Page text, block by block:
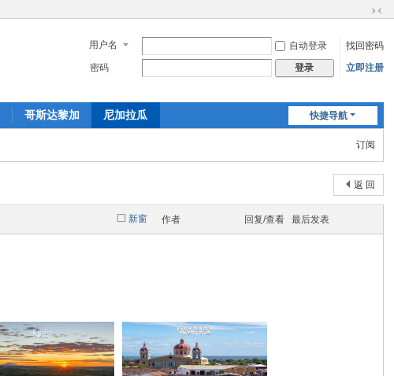
换
到
窄
用户名 自动登录
找回密码
密码
登录 立即注册
快捷导航
哥斯达黎加 尼加拉瓜
订阅
返 回
新窗 作者 回复/查看 最后发表